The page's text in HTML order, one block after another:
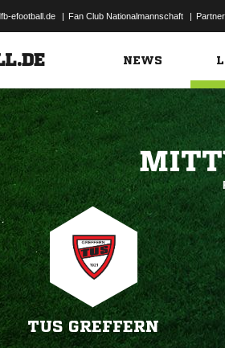
efootball.de | Fan Club Nationalmannschaft | Partner
NEWS
TUS GREFFERN